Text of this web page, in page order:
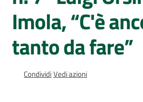
Mostre
itineranti
Percorsi
sulla
Imola, “C'è
tanto da fare”
CondividiVedi azioni